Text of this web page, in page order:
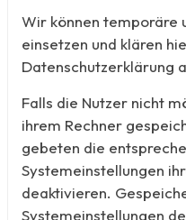
Wir können temporäre
einsetzen und klären
Datenschutzerklärung
Falls die Nutzer nicht
ihrem Rechner
gebeten die
Systemeinstellungen
deaktivieren.
Systemeinstellungen